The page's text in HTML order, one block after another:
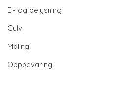
El- og belysning
Gulv
Maling
Oppbevaring